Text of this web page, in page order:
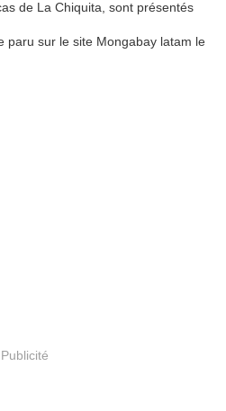
de La Chiquita, sont présentés
paru sur le site Mongabay latam le
Publicité